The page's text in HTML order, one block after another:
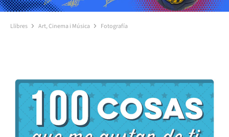
Llibres Art, Cinema i Música Fotografía